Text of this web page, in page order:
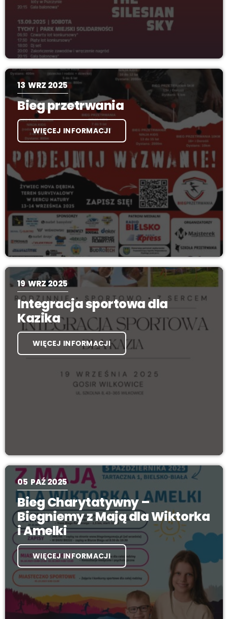
13 WRZ 2025
Bieg przetrwania
WIĘCEJ INFORMACJI
19 WRZ 2025
Integracja sportowa dla
Kazika
WIĘCEJ INFORMACJI
05 PAŹ 2025
Bieg Charytatywny –
Biegniemy z Mają dla Wiktorka
i Amelki
WIĘCEJ INFORMACJI